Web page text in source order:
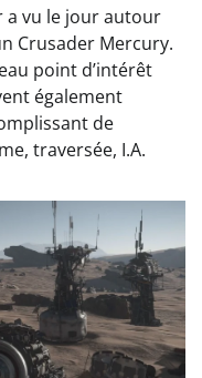
a vu le jour autour
Crusader Mercury.
point d’intérêt
également
de
traversée, I.A.